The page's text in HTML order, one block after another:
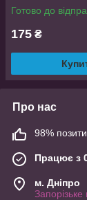
Готово до
175 ₴
Про нас
98%
Працює з
м. Дніпро